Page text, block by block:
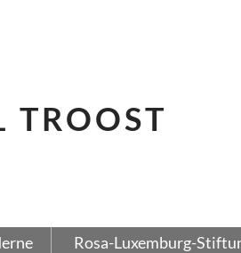
TROOST
Rosa-Luxemburg-